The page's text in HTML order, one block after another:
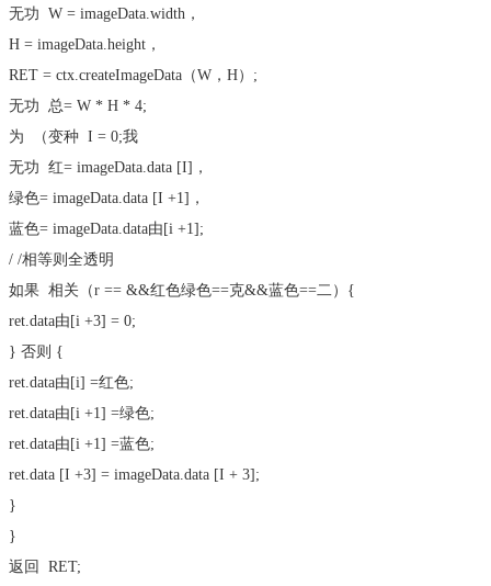
无功 W = imageData.width，
H = imageData.height，
RET = ctx.createImageData（W，H）;
无功 总= W * H * 4;
为 （变种 I = 0;我
无功 红= imageData.data [I]，
绿色= imageData.data [I +1]，
蓝色= imageData.data由[i +1];
/ /相等则全透明
如果 相关（r == &&红色绿色==克&&蓝色==二）{
ret.data由[i +3] = 0;
} 否则 {
ret.data由[i] =红色;
ret.data由[i +1] =绿色;
ret.data由[i +1] =蓝色;
ret.data [I +3] = imageData.data [I + 3];
}
}
返回
RET;